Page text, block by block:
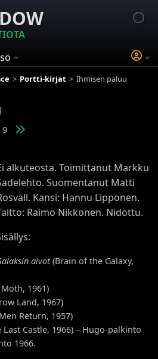
Portti-kirjat Ihmisen paluu
9
alkuteosta. Toimittanut Markku
Suomentanut Matti
Kansi: Hannu Lipponen.
Raimo Nikkonen. Nidottu.
aivot(Brain of the Galaxy,
1961)
Land, 1967)
Return, 1957)
Last Castle, 1966) – Hugo-palkinto
1966.